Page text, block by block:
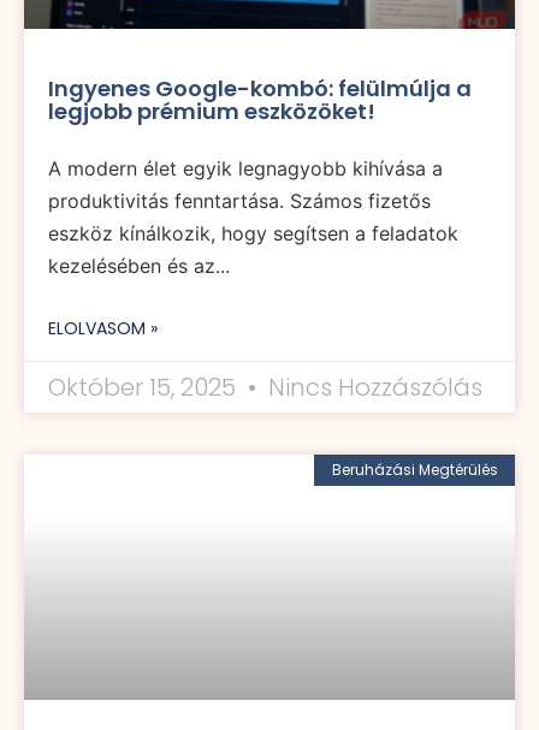
Ingyenes Google-kombó: felülmúlja a
legjobb prémium eszközöket!
A modern élet egyik legnagyobb kihívása a
produktivitás fenntartása. Számos fizetős
eszköz kínálkozik, hogy segítsen a feladatok
kezelésében és az...
ELOLVASOM »
Október 15, 2025 Nincs Hozzászólás
Beruházási Megtérülés